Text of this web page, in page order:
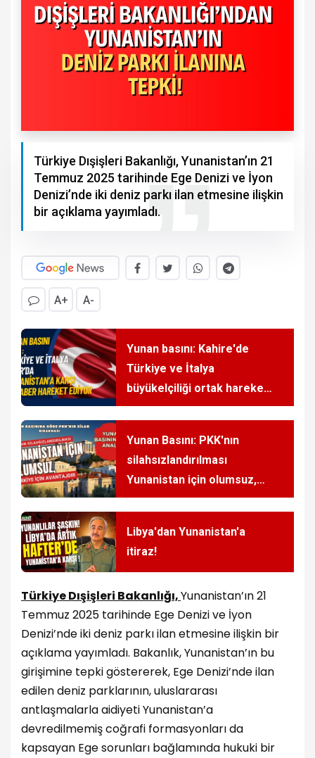
Türkiye Dışişleri Bakanlığı, Yunanistan’ın 21
Temmuz 2025 tarihinde Ege Denizi ve İyon
Denizi’nde iki deniz parkı ilan etmesine ilişkin
bir açıklama yayımladı.
A+ A-
Yunan basını: Kahire'de
Türkiye ve İtalya
büyükelçiliği ortak hareket
ediyor
Yunan Basını: PKK'nın
silahsızlandırılması
Yunanistan için olumsuz,
Türkiye için avantajdır
Libya'dan Yunanistan'a
itiraz!
Türkiye Dışişleri Bakanlığı,Yunanistan’ın 21
Temmuz 2025 tarihinde Ege Denizi ve İyon
Denizi’nde iki deniz parkı ilan etmesine ilişkin bir
açıklama yayımladı. Bakanlık, Yunanistan’ın bu
girişimine tepki göstererek, Ege Denizi’nde ilan
edilen deniz parklarının, uluslararası
antlaşmalarla aidiyeti Yunanistan’a
devredilmemiş coğrafi formasyonları da
kapsayan Ege sorunları bağlamında hukuki bir